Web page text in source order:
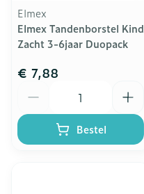
Elmex
Elmex Tandenborstel Kind
Zacht 3-6jaar Duopack
€ 7,88
Bestel